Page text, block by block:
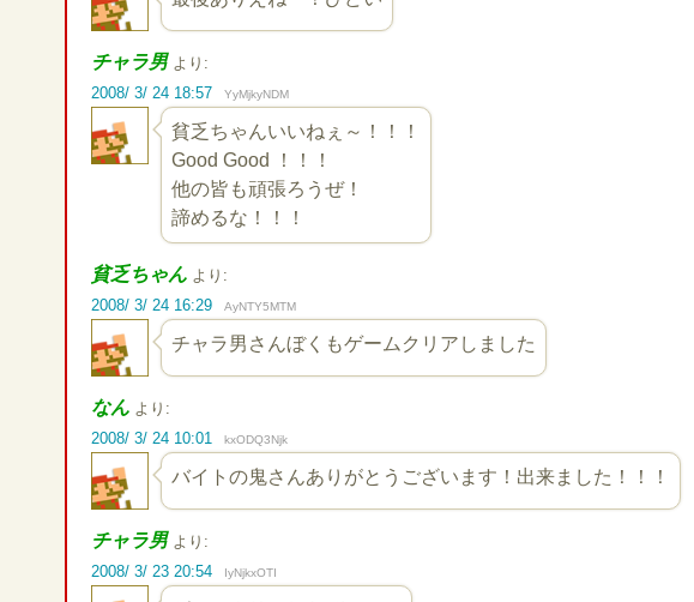
チャラ男 より:
2008/ 3/ 24 18:57
YyMjkyNDM
貧乏ちゃんいいねぇ～！！！
Good Good ！！！
他の皆も頑張ろうぜ！
諦めるな！！！
貧乏ちゃん より:
2008/ 3/ 24 16:29
AyNTY5MTM
チャラ男さんぼくもゲームクリアしました
なん より:
2008/ 3/ 24 10:01
kxODQ3Njk
バイトの鬼さんありがとうございます！出来ました！！！
チャラ男 より:
2008/ 3/ 23 20:54
IyNjkxOTI